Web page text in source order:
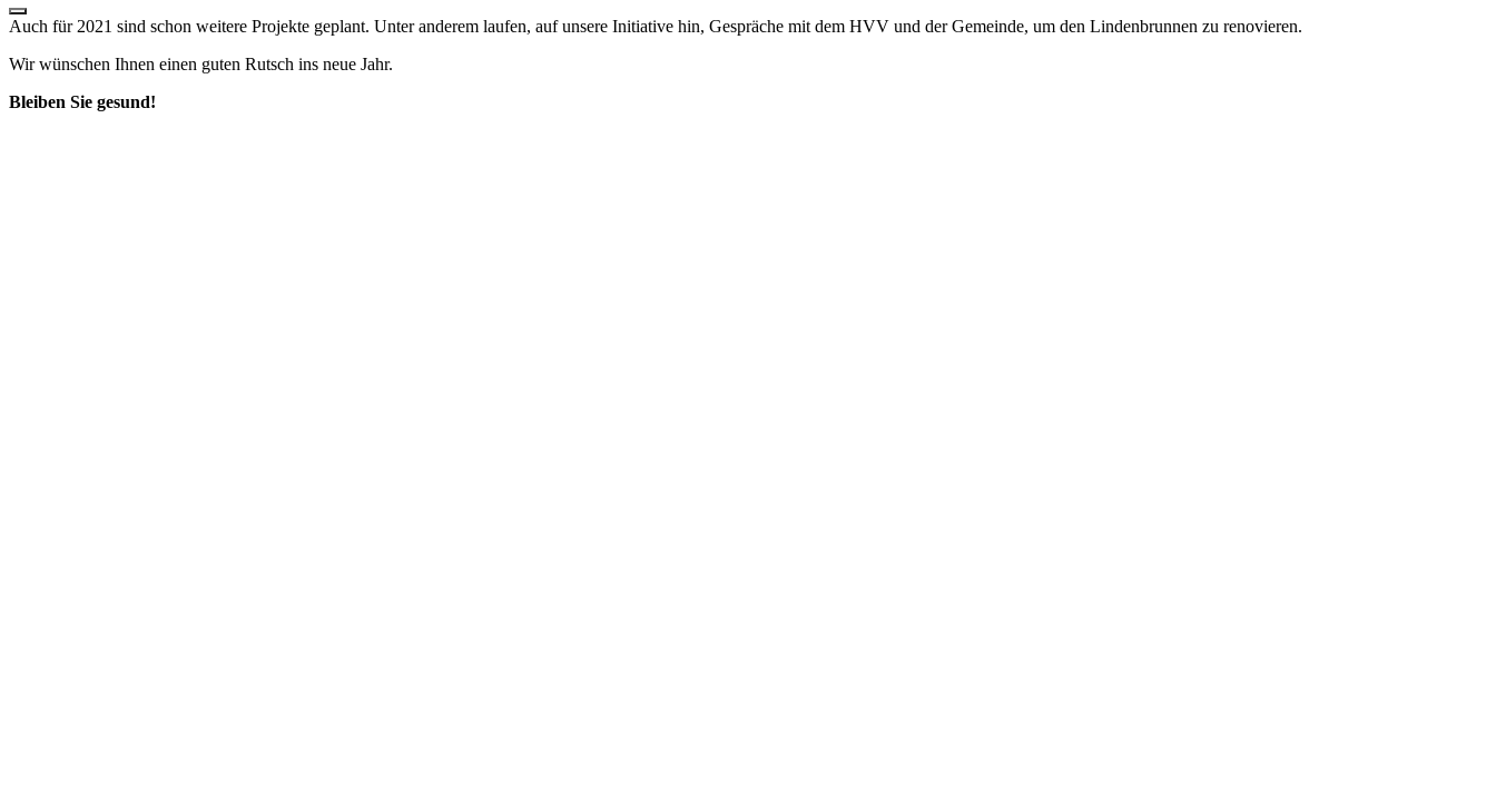
Auch für 2021 sind schon weitere Projekte geplant. Unter anderem laufen, auf unsere Initiative hin, Gespräche mit dem HVV und der Gemeinde, um den Lindenbrunnen zu renovieren.
Wir wünschen Ihnen einen guten Rutsch ins neue Jahr.
Bleiben Sie gesund!